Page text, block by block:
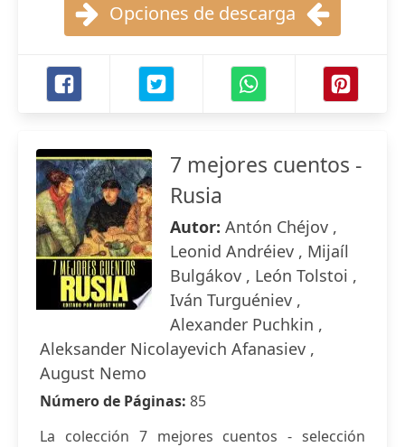
Opciones de descarga
7 mejores cuentos -
Rusia
Autor: Antón Chéjov ,
Leonid Andréiev , Mijaíl
Bulgákov , León Tolstoi ,
Iván Turguéniev ,
Alexander Puchkin ,
Aleksander Nicolayevich Afanasiev ,
August Nemo
Número de Páginas: 85
La colección 7 mejores cuentos - selección